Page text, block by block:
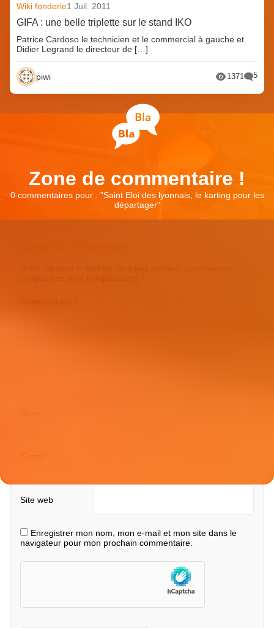
Wiki fonderie1 Juil. 2011
GIFA : une belle triplette sur le stand IKO
Patrice Cardoso le technicien et le commercial à gauche et
Didier Legrand le directeur de […]
piwi 1371 5
Zone de commentaire !
0 commentaires pour : "Saint Eloi des lyonnais, le karting pour les
départager"
Site web
Enregistrer mon nom, mon e-mail et mon site dans le
navigateur pour mon prochain commentaire.